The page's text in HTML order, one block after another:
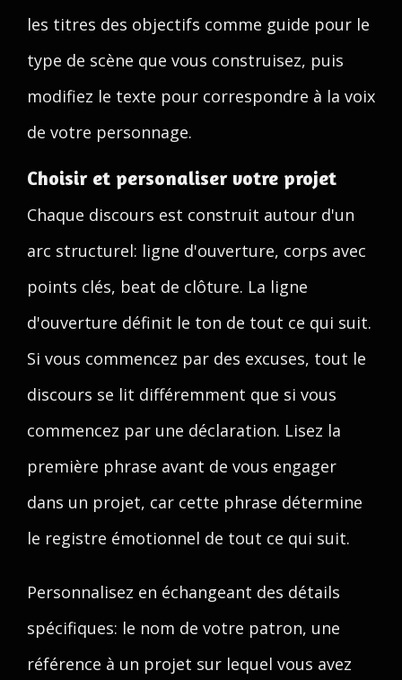
les titres des objectifs comme guide pour le
type de scène que vous construisez, puis
modifiez le texte pour correspondre à la voix
de votre personnage.
Choisir et personaliser votre projet
Chaque discours est construit autour d'un
arc structurel: ligne d'ouverture, corps avec
points clés, beat de clôture. La ligne
d'ouverture définit le ton de tout ce qui suit.
Si vous commencez par des excuses, tout le
discours se lit différemment que si vous
commencez par une déclaration. Lisez la
première phrase avant de vous engager
dans un projet, car cette phrase détermine
le registre émotionnel de tout ce qui suit.
Personnalisez en échangeant des détails
spécifiques: le nom de votre patron, une
référence à un projet sur lequel vous avez